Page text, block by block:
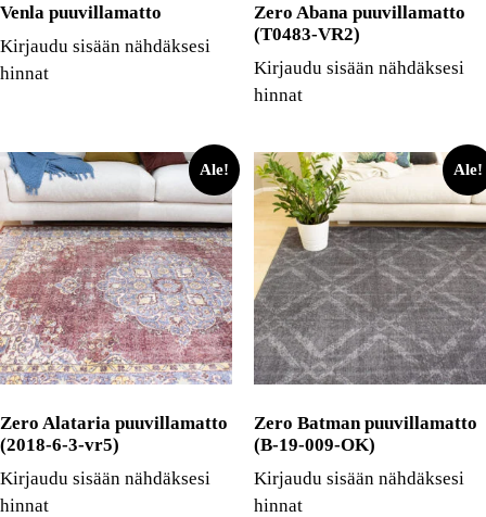
Venla puuvillamatto
Kirjaudu sisään nähdäksesi
hinnat
Zero Abana puuvillamatto
(T0483-VR2)
Kirjaudu sisään nähdäksesi
hinnat
Ale!
Zero Alataria puuvillamatto
(2018-6-3-vr5)
Kirjaudu sisään nähdäksesi
hinnat
Ale!
Zero Batman puuvillamatto
(B-19-009-OK)
Kirjaudu sisään nähdäksesi
hinnat